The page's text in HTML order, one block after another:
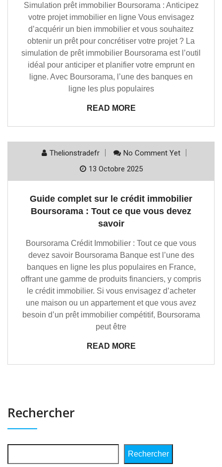
Simulation prêt immobilier Boursorama : Anticipez
votre projet immobilier en ligne Vous envisagez
d’acquérir un bien immobilier et vous souhaitez
obtenir un prêt pour concrétiser votre projet ? La
simulation de prêt immobilier Boursorama est l’outil
idéal pour anticiper et planifier votre emprunt en
ligne. Avec Boursorama, l’une des banques en
ligne les plus populaires
READ MORE
Thelionstradefr
No Comment Yet
13 Octobre 2025
Guide complet sur le crédit immobilier
Boursorama : Tout ce que vous devez
savoir
Boursorama Crédit Immobilier : Tout ce que vous
devez savoir Boursorama Banque est l’une des
banques en ligne les plus populaires en France,
offrant une gamme de produits financiers, y compris
le crédit immobilier. Si vous envisagez d’acheter
une maison ou un appartement et que vous avez
besoin d’un prêt immobilier compétitif, Boursorama
peut être
READ MORE
Rechercher
Rechercher